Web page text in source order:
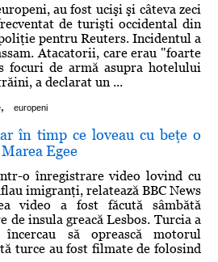
au fost ucişi şi câteva zeci
de turişti occidental din
pentru Reuters. Incidentul a
Atacatorii, care erau "foarte
focuri de armă asupra hotelului
a declarat un ...
, europeni
în timp ce loveau cu beţe o
Egee
o înregistrare video lovind cu
imigranţi, relatează BBC News
video a fost făcută sâmbătă
insula greacă Lesbos. Turcia a
să oprească motorul
turce au fost filmate de folosind